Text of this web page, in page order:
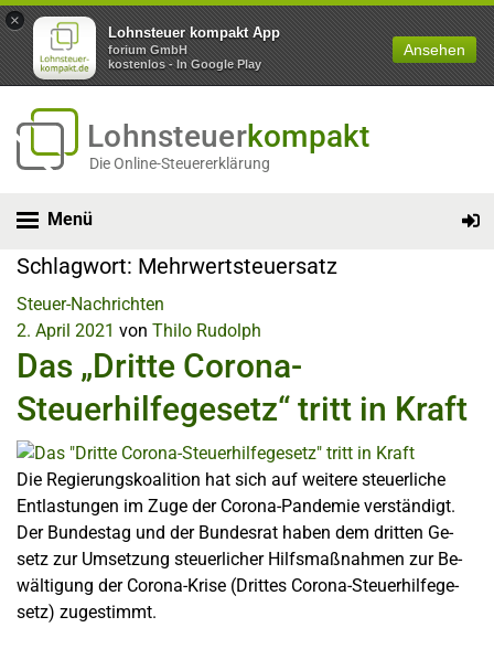
×
Lohnsteuer kompakt App
forium GmbH
kostenlos - In Google Play
Ansehen
Lohnsteuerkompakt
Die Online-Steuererklärung
Menü
Schlagwort: Mehrwertsteuersatz
Steuer-Nachrichten
2. April 2021 von Thilo Rudolph
Das „Dritte Corona-
Steuerhilfegesetz“ tritt in Kraft
Die Regierungskoalition hat sich auf weitere steuerliche
Entlastungen im Zuge der Corona-Pandemie verständigt.
Der Bundestag und der Bundesrat haben dem dritten Ge­
setz zur Um­set­zung steu­er­li­cher Hilfs­maß­nah­men zur Be­
wäl­ti­gung der Co­ro­na-Kri­se (Drit­tes Co­ro­na-Steu­er­hil­fe­ge­
setz) zugestimmt.